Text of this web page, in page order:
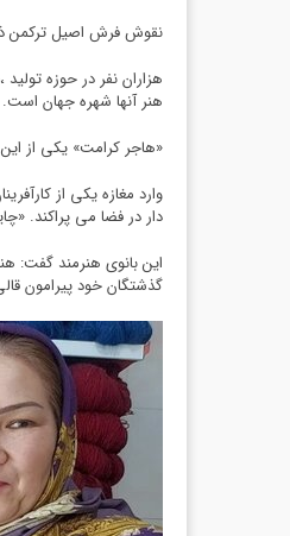
نقوش فرش اصیل ترکمن
هزاران نفر در حوزه
هنر آنها شهره جهان است.
«هاجر کرامت» یکی از
وارد مغازه یکی از
دار در فضا می پراکند.
این بانوی هنرمند گفت:
گذشتگان خود پیرامون